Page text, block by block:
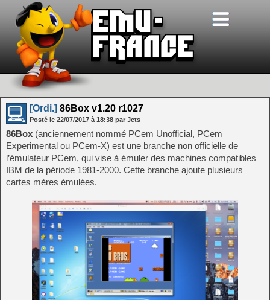
[Ordi.] 86Box v1.20 r1027
Posté le 22/07/2017 à 18:38 par Jets
86Box (anciennement nommé PCem Unofficial, PCem
Experimental ou PCem-X) est une branche non officielle de
l’émulateur PCem, qui vise à émuler des machines compatibles
IBM de la période 1981-2000. Cette branche ajoute plusieurs
cartes mères émulées.